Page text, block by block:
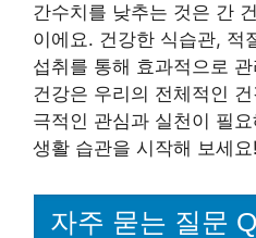
간수치를 낮추는 것은 간
이에요. 건강한 식습관, 적
섭취를 통해 효과적으로
건강은 우리의 전체적인
극적인 관심과 실천이 필
생활 습관을 시작해 보세요!
자주 묻는 질문